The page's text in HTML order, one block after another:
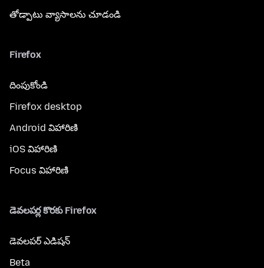
తోడ్పాటు వ్యాసాలను చూడండి
Firefox
దింపుకోండి
Firefox desktop
Android విహారిణి
iOS విహారిణి
Focus విహారిణి
డెవలపర్ల కొరకు Firefox
డెవలపర్ ఎడిషన్
Beta